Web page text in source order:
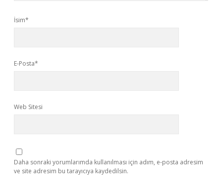
İsim*
E-Posta*
Web Sitesi
Daha sonraki yorumlarımda kullanılması için adım, e-posta adresim
ve site adresim bu tarayıcıya kaydedilsin.